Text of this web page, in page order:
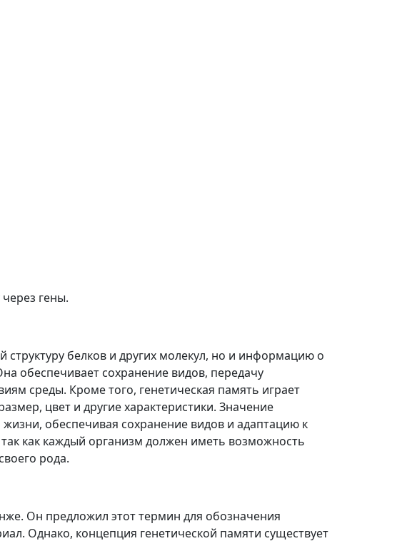
гены.
структуру белков и других молекул, но и информацию о
обеспечивает сохранение видов, передачу
среды. Кроме того, генетическая память играет
цвет и другие характеристики. Значение
обеспечивая сохранение видов и адаптацию к
как каждый организм должен иметь возможность
рода.
Он предложил этот термин для обозначения
Однако, концепция генетической памяти существует